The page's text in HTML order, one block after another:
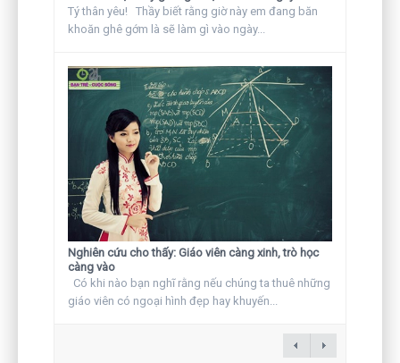
Tý thân yêu! Thầy biết rằng giờ này em đang băn
khoăn ghê gớm là sẽ làm gì vào ngày...
Nghiên cứu cho thấy: Giáo viên càng xinh, trò học
càng vào
Có khi nào bạn nghĩ rằng nếu chúng ta thuê những
giáo viên có ngoại hình đẹp hay khuyến...